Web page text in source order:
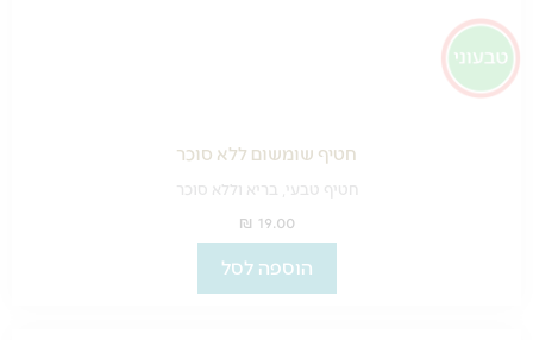
חטיף שומשום ללא סוכר
חטיף טבעי, בריא וללא סוכר
₪ 19.00
הוספה לסל